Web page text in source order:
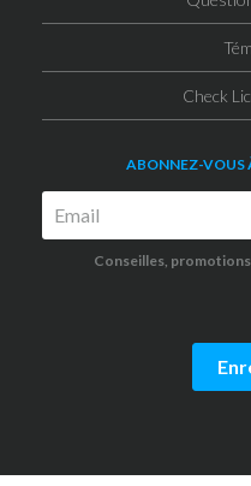
Check
ABONNEZ-VOUS
Conseilles,